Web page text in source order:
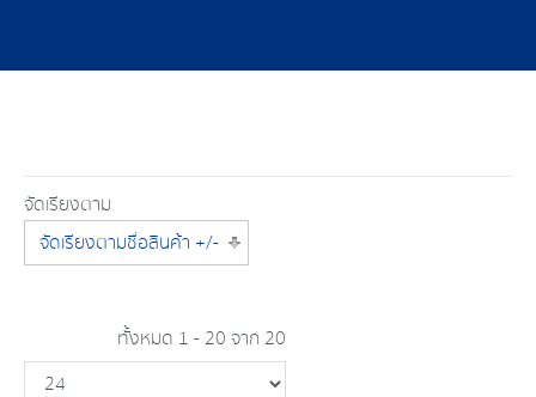
จัดเรียงตาม
จัดเรียงตามชื่อสินค้า +/-
ทั้งหมด 1 - 20 จาก 20